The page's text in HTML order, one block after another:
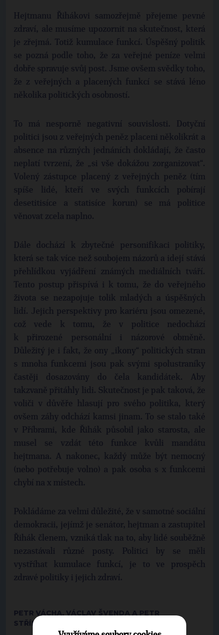
Hejtmanu Řihákovi samozřejmě přejeme pevné
zdraví, ale musíme upozornit na skutečnost, která
je zřejmá. Totiž kumulace funkcí. Úspěšný politik
se pozná podle toho, že za veřejné peníze velmi
dobře spravuje svůj post. Jsme ovšem svědky toho,
že z veřejných a placených funkcí se stává léno
několika politických osobností.
To má nesporně negativní souvislosti. Dotyční
politici jsou z veřejných peněz placeni několikrát a
absence na různých jednáních dokládají, že často
neplatí tvrzení, že „si vše dokážou zorganizovat“.
Volený zástupce placený z veřejných peněz (tím
spíše lidé, kteří ve svých funkcích pobírají
desetitisíce a statisíce korun) se má politice
věnovat zcela naplno.
Dále dochází k zbytečné personifikaci politiky,
která se tak více než soubojem názorů a idejí stává
přehlídkou vyjádření známých mediálních tváří.
Tento postup přispívá i k tomu, že do veřejného
života se nezapojuje tolik mladých a úspěšných
lidí. Jejich perspektivy pro kariéru jsou omezené,
což vede k tomu, že v politice nedochází
k přirozené personální i názorové obměně.
Důležitý je i fakt, že ony „ikony“ politických stran
s mnoha funkcemi jsou pak svými spolustraníky
častěji dosazovány do čela kandidátek. Aby
takzvaně přitáhly lidi. Skutečnost je pak taková, že
voliči v důvěře hlasují pro svého politika, který
ovšem záhy odchází kamsi jinam. To se stalo také
v Příbrami, kde Řihák působil jako starosta, ale
musel se vzdát této funkce kvůli mandátu
hejtmana. A nakonec, každý může být nemocný
(nebo potřebuje volno) a pak osoba s x funkcemi
chybí na x místech.
Pokládáme za velmi důležité, že v samotné sociální
demokracii, jejímž je senátor, hejtman a zastupitel
Řihák členem, vzniká tlak na to, aby lidé souběžně
nezastávali různé posty. Politici by se měli
vystříhat kumulace funkcí, je to ve prospěch
zdravé politiky i jejich zdraví.
PETR VÁCHA, VÁCLAV ŠVENDA A PETR
STŘÍBRNSKÝ - MO TOP 09 PŘÍBRAM